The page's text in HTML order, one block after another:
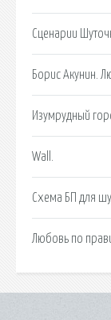
Сценарии
Борис Акунин.
Изумрудный
Wall.
Схема БП для
Любовь по